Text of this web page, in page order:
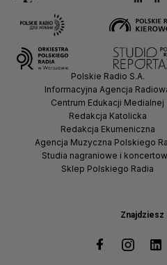
Znajdziesz
Polskie Radio S.A.
Informacyjna Agencja
Centrum Edukacji Medialnej
Redakcja Katolicka
Redakcja Ekumeniczna
Agencja Muzyczna Polskiego
Studia nagraniowe i
Sklep Polskiego Radia